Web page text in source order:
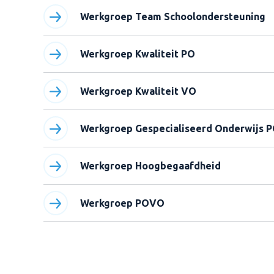
Werkgroep Team Schoolondersteuning
Werkgroep Kwaliteit PO
Werkgroep Kwaliteit VO
Werkgroep Gespecialiseerd Onderwijs
Werkgroep Hoogbegaafdheid
Werkgroep POVO